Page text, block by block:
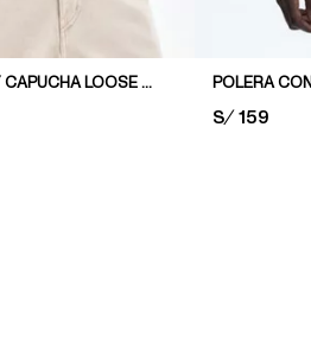
POLERA CON MOTIVO Y CAPUCHA LOOSE FIT
PRICE:
S/ 159